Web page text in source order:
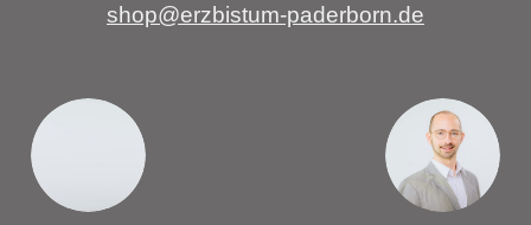
shop@erzbistum-paderborn.de